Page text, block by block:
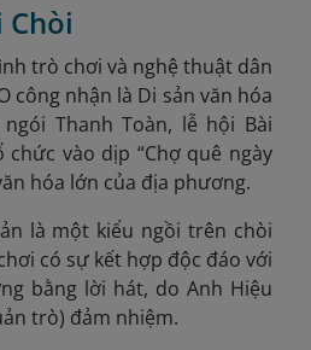
Chòi
trò chơi và nghệ thuật dân
công nhận là Di sản văn hóa
Thanh Toàn, lễ hội Bài
vào dịp “Chợ quê ngày
hóa lớn của địa phương.
là một kiểu ngồi trên chòi
có sự kết hợp độc đáo với
bằng lời hát, do Anh Hiệu
trò) đảm nhiệm.